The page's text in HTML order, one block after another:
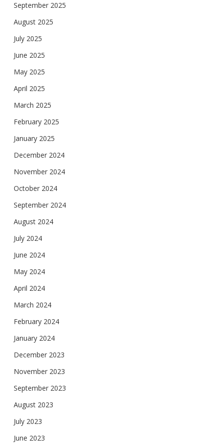
September 2025
August 2025
July 2025
June 2025
May 2025
April 2025
March 2025
February 2025
January 2025
December 2024
November 2024
October 2024
September 2024
August 2024
July 2024
June 2024
May 2024
April 2024
March 2024
February 2024
January 2024
December 2023
November 2023
September 2023
August 2023
July 2023
June 2023